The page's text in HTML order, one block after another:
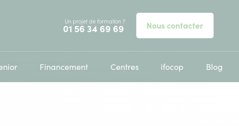
Un projet de formation ?
Appelez-nous au
01 56 34 69 69 Nous contacter
Financement Centres ifocop Blog